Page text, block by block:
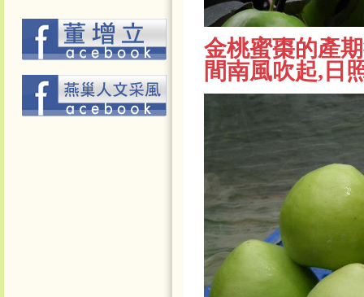
金桃蜜棗的產
間南風吹起,日